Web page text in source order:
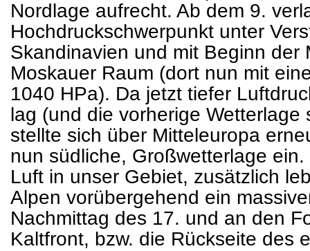
Nordlage aufrecht. Ab dem 9.
Hochdruckschwerpunkt unter
Skandinavien und mit Beginn der
Moskauer Raum (dort nun mit
1040 HPa). Da jetzt tiefer
lag (und die vorherige
stellte sich über Mitteleuropa
nun südliche, Großwetterlage
Luft in unser Gebiet, zusätzlich
Alpen vorübergehend ein
Nachmittag des 17. und an den
Kaltfront, bzw. die Rückseite des